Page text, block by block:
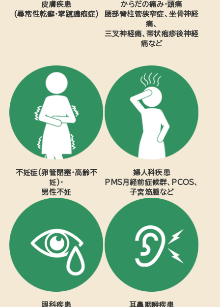
皮膚疾患
(尋常性乾癬・掌蹠膿疱症)
からだの痛み・頭痛
腰部脊柱管狭窄症、坐骨神経
痛、
三叉神経痛、帯状疱疹後神経
痛など
不妊症(卵管閉塞・高齢不
妊)・
男性不妊
婦人科疾患
PMS月経前症候群、PCOS、
子宮筋腫など
眼科疾患
耳鼻咽喉疾患